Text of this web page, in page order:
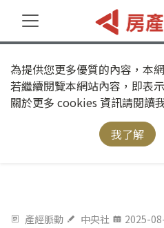
為提供您更多優質的內容，本
若繼續閱覽本網站內容，即表
關於更多 cookies 資訊請閱讀
我了解
產經脈動 中央社 2025-